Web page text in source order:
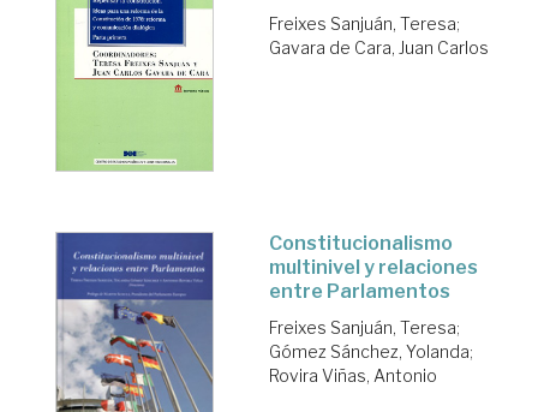
Freixes Sanjuán, Teresa;
Gavara de Cara, Juan Carlos
Constitucionalismo
multinivel y relaciones
entre Parlamentos
Freixes Sanjuán, Teresa;
Gómez Sánchez, Yolanda;
Rovira Viñas, Antonio